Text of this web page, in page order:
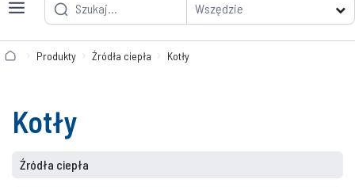
Wszędzie
Produkty Źródła ciepła Kotły
Kotły
Źródła ciepła